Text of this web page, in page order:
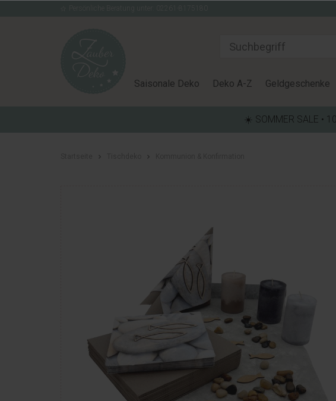
Saisonale Deko Deko A-Z Geldgeschenke
☀️ SOMMER SALE •